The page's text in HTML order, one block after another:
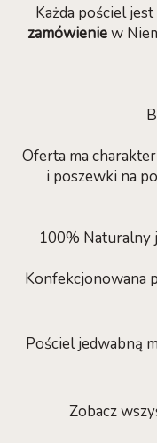
Każda pościel
zamówieniew
Oferta ma
i poszewki na
100% Naturalny
Konfekcjonowana
Pościel jedwabną
Zobacz